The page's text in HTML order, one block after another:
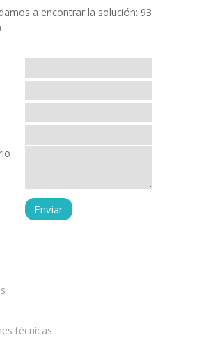
técnicas